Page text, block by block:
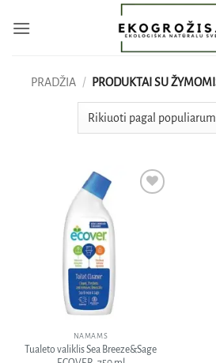
PRADŽIA / PRODUKTAI SU
NAMAMS
Tualeto valiklis Sea Breeze&Sage